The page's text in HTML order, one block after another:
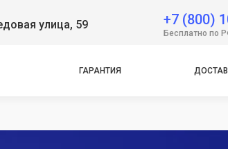
улица, 59 +7 (800)
Бесплатно по
ГАРАНТИЯ